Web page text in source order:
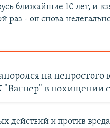
ближайшие 10 лет, и
раз - он снова
на непростого
"Вагнер" в похищении
действий и против